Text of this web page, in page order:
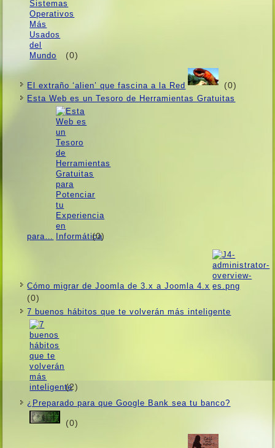
(0)
El extraño ‘alien’ que fascina a la Red (0)
Esta Web es un Tesoro de Herramientas Gratuitas
para… (0)
Cómo migrar de Joomla de 3.x a Joomla 4.x
(0)
7 buenos hábitos que te volverán más inteligente
(2)
¿Preparado para que Google Bank sea tu banco?
(0)